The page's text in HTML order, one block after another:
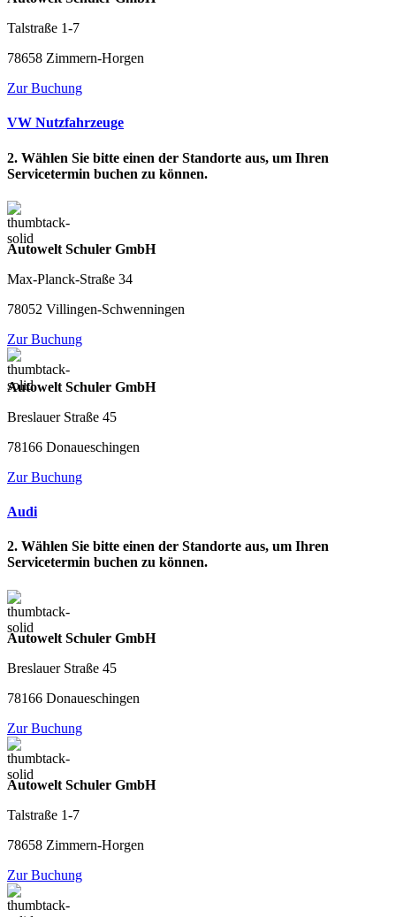
Talstraße 1-7
78658 Zimmern-Horgen
Zur Buchung
VW Nutzfahrzeuge
2. Wählen Sie bitte einen der Standorte aus, um Ihren
Servicetermin buchen zu können.
Autowelt Schuler GmbH
Max-Planck-Straße 34
78052 Villingen-Schwenningen
Zur Buchung
Autowelt Schuler GmbH
Breslauer Straße 45
78166 Donaueschingen
Zur Buchung
Audi
2. Wählen Sie bitte einen der Standorte aus, um Ihren
Servicetermin buchen zu können.
Autowelt Schuler GmbH
Breslauer Straße 45
78166 Donaueschingen
Zur Buchung
Autowelt Schuler GmbH
Talstraße 1-7
78658 Zimmern-Horgen
Zur Buchung